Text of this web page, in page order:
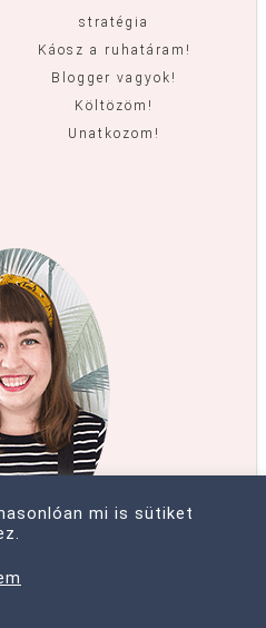
stratégia
Káosz a ruhatáram!
Blogger vagyok!
Költözöm!
Unatkozom!
LÁTTÁL?
mi is sütiket